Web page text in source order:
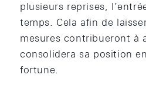
plusieurs reprises,
temps. Cela afin de
mesures contribueront à
consolidera sa position
fortune.